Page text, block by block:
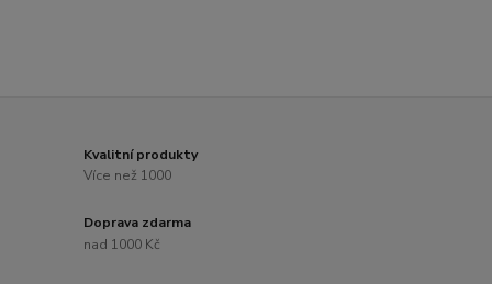
Kvalitní produkty
Více než 1000
Doprava zdarma
nad 1000 Kč